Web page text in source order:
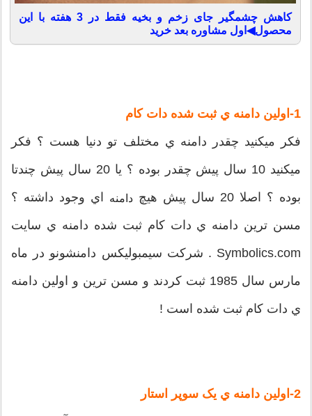
کاهش چشمگیر جای زخم و بخیه فقط در 3 هفته با این
محصول◀اول مشاوره بعد خرید
1-اولين دامنه ي ثبت شده دات کام
فکر ميکنيد چقدر دامنه ي مختلف تو دنيا هست ؟ فکر
ميکنيد 10 سال پيش چقدر بوده ؟ يا 20 سال پيش چندتا
بوده ؟ اصلا 20 سال پيش هيچ
دامنه
اي وجود داشته ؟
مسن ترين دامنه ي دات کام ثبت شده دامنه ي سايت
Symbolics.com . شرکت سيمبوليکس دامنشونو در ماه
مارس سال 1985 ثبت کردند و مسن ترين و اولين دامنه
ي دات کام ثبت شده است !
2-اولين
دامنه ي يک سوپر استار